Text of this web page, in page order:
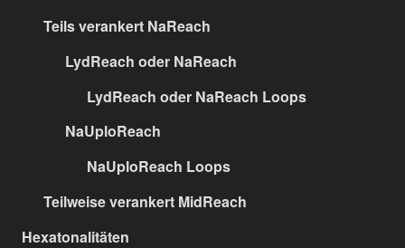
Teils verankert NaReach
LydReach oder NaReach
LydReach oder NaReach Loops
NaUploReach
NaUploReach Loops
Teilweise verankert MidReach
Hexatonalitäten